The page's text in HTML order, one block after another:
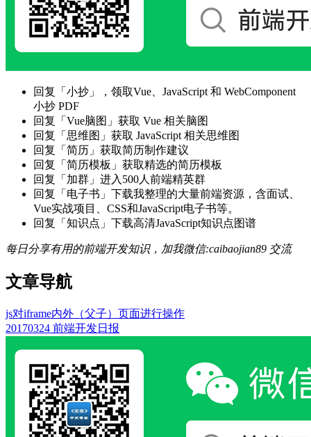
回复「小抄」，领取Vue、JavaScript 和 WebComponent
小抄 PDF
回复「Vue脑图」获取 Vue 相关脑图
回复「思维图」获取 JavaScript 相关思维图
回复「简历」获取简历制作建议
回复「简历模板」获取精选的简历模板
回复「加群」进入500人前端精英群
回复「电子书」下载我整理的大量前端资源，含面试、
Vue实战项目、CSS和JavaScript电子书等。
回复「知识点」下载高清JavaScript知识点图谱
每日分享有用的前端开发知识，加我微信:caibaojian89 交流
文章导航
js对iframe内外（父子）页面进行操作
20170324 前端开发日报